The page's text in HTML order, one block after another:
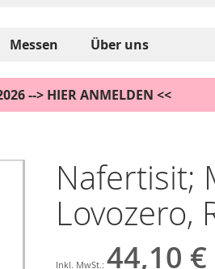
Messen Über uns
--> HIER ANMELDEN <<
Nafertisit;
Lovozero,
44,10 €